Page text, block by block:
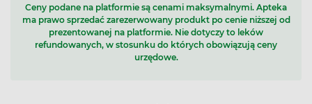
Ceny podane na platformie są cenami maksymalnymi. Apteka
ma prawo sprzedać zarezerwowany produkt po cenie niższej od
prezentowanej na platformie. Nie dotyczy to leków
refundowanych, w stosunku do których obowiązują ceny
urzędowe.